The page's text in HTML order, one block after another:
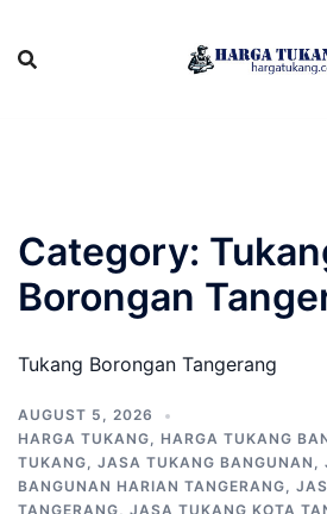
content
Category:
Borongan
Tukang Borongan Tangerang
AUGUST 5, 2026
HARGA TUKANG, HARGA TUKANG
TUKANG, JASA TUKANG BANGUNAN ,
BANGUNAN HARIAN TANGERANG,
TANGERANG, JASA TUKANG KOTA